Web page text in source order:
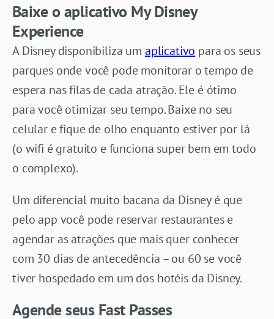
Baixe o aplicativo My Disney
Experience
A Disney disponibiliza um aplicativo para os seus
parques onde você pode monitorar o tempo de
espera nas filas de cada atração. Ele é ótimo
para você otimizar seu tempo. Baixe no seu
celular e fique de olho enquanto estiver por lá
(o wifi é gratuito e funciona super bem em todo
o complexo).
Um diferencial muito bacana da Disney é que
pelo app você pode reservar restaurantes e
agendar as atrações que mais quer conhecer
com 30 dias de antecedência – ou 60 se você
tiver hospedado em um dos hotéis da Disney.
Agende seus Fast Passes